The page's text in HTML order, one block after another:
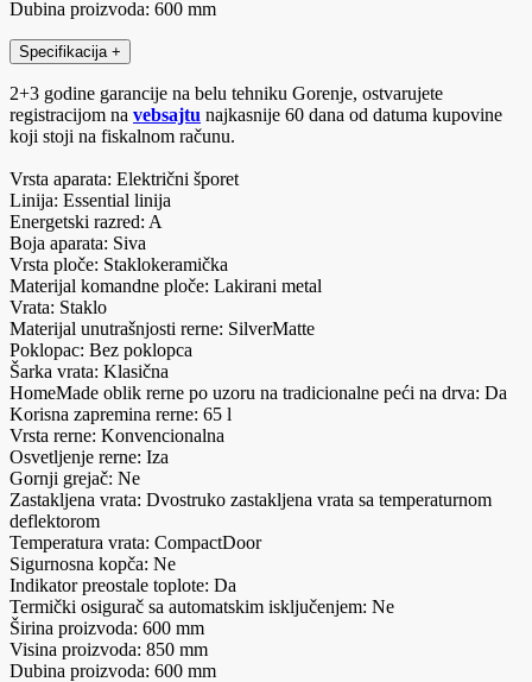
Dubina proizvoda: 600 mm
Specifikacija +
2+3 godine garancije na belu tehniku Gorenje, ostvarujete
registracijom na vebsajtu najkasnije 60 dana od datuma kupovine
koji stoji na fiskalnom računu.
Vrsta aparata: Električni šporet
Linija: Essential linija
Energetski razred: A
Boja aparata: Siva
Vrsta ploče: Staklokeramička
Materijal komandne ploče: Lakirani metal
Vrata: Staklo
Materijal unutrašnjosti rerne: SilverMatte
Poklopac: Bez poklopca
Šarka vrata: Klasična
HomeMade oblik rerne po uzoru na tradicionalne peći na drva: Da
Korisna zapremina rerne: 65 l
Vrsta rerne: Konvencionalna
Osvetljenje rerne: Iza
Gornji grejač: Ne
Zastakljena vrata: Dvostruko zastakljena vrata sa temperaturnom
deflektorom
Temperatura vrata: CompactDoor
Sigurnosna kopča: Ne
Indikator preostale toplote: Da
Termički osigurač sa automatskim isključenjem: Ne
Širina proizvoda: 600 mm
Visina proizvoda: 850 mm
Dubina proizvoda: 600 mm